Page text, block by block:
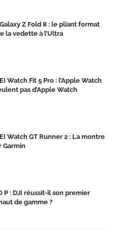
Z Fold 8 : le pliant format
la vedette à l’Ultra
Watch Fit 5 Pro : l’Apple Watch
pas d’Apple Watch
Watch GT Runner 2 : La montre
Garmin
P : DJI réussit-il son premier
de gamme ?